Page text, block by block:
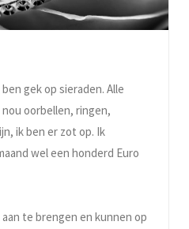
gek op sieraden. Alle
oorbellen, ringen,
ik ben er zot op. Ik
wel een honderd Euro
te brengen en kunnen op